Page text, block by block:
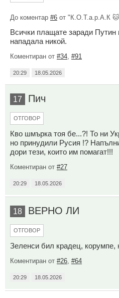
До коментар #6 от "К.О.Т.а.р.А.К
Всички плащате заради Путин
нападала никой.
Коментиран от #34 #91
20:29 18.05.2026
17 Пич
ОТГОВОР
Кво шмърка тоя бе...?! То ни
но принудили Русия !?
дори тези, които им помагат!!!
Коментиран от #27
20:29 18.05.2026
18 ВЕРНО ЛИ
ОТГОВОР
Зеленси бил крадец, корумпе,
Коментиран от #26 #64
20:29 18.05.2026